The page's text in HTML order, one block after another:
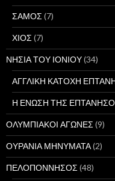
ΣΑΜΟΣ (7)
ΧΙΟΣ (7)
ΝΗΣΙΑ ΤΟΥ ΙΟΝΙΟΥ(34)
ΑΓΓΛΙΚΗ ΚΑΤΟΧΗ
Η ΕΝΩΣΗ ΤΗΣ
ΟΛΥΜΠΙΑΚΟΙ ΑΓΩΝΕΣ (9)
ΟΥΡΑΝΙΑ ΜΗΝΥΜΑΤΑ(2)
ΠΕΛΟΠΟΝΝΗΣΟΣ (48)